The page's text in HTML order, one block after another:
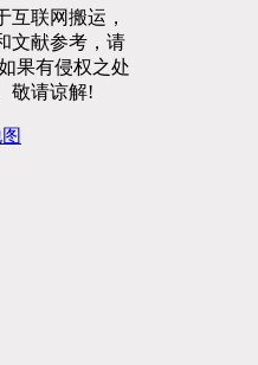
互联网搬运，
文献参考，请
果有侵权之处
敬请谅解!